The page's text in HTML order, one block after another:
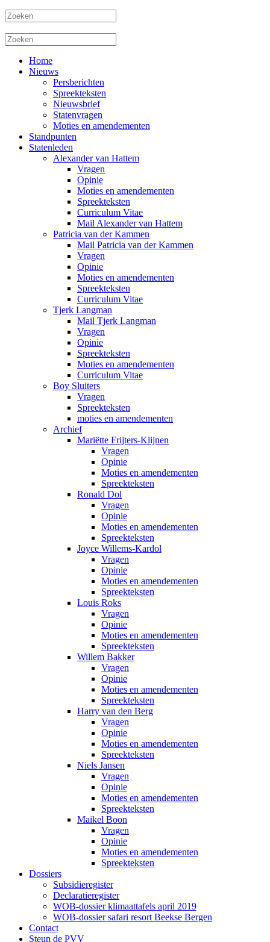
Home
Nieuws
Persberichten
Spreekteksten
Nieuwsbrief
Statenvragen
Moties en amendementen
Standpunten
Statenleden
Alexander van Hattem
Vragen
Opinie
Moties en amendementen
Spreekteksten
Curriculum Vitae
Mail Alexander van Hattem
Patricia van der Kammen
Mail Patricia van der Kammen
Vragen
Opinie
Moties en amendementen
Spreekteksten
Curriculum Vitae
Tjerk Langman
Mail Tjerk Langman
Vragen
Opinie
Spreekteksten
Moties en amendementen
Curriculum Vitae
Boy Sluiters
Vragen
Spreekteksten
moties en amendementen
Archief
Mariëtte Frijters-Klijnen
Vragen
Opinie
Moties en amendementen
Spreekteksten
Ronald Dol
Vragen
Opinie
Moties en amendementen
Spreekteksten
Joyce Willems-Kardol
Vragen
Opinie
Moties en amendementen
Spreekteksten
Louis Roks
Vragen
Opinie
Moties en amendementen
Spreekteksten
Willem Bakker
Vragen
Opinie
Moties en amendementen
Spreekteksten
Harry van den Berg
Vragen
Opinie
Moties en amendementen
Spreekteksten
Niels Jansen
Vragen
Opinie
Moties en amendementen
Spreekteksten
Maikel Boon
Vragen
Opinie
Moties en amendementen
Spreekteksten
Dossiers
Subsidieregister
Declaratieregister
WOB-dossier klimaattafels april 2019
WOB-dossier safari resort Beekse Bergen
Contact
Steun de PVV